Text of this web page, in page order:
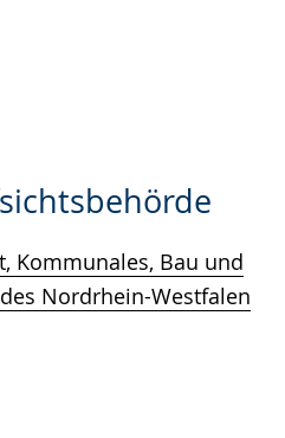
Kommunales, Bau und
Nordrhein-Westfalen